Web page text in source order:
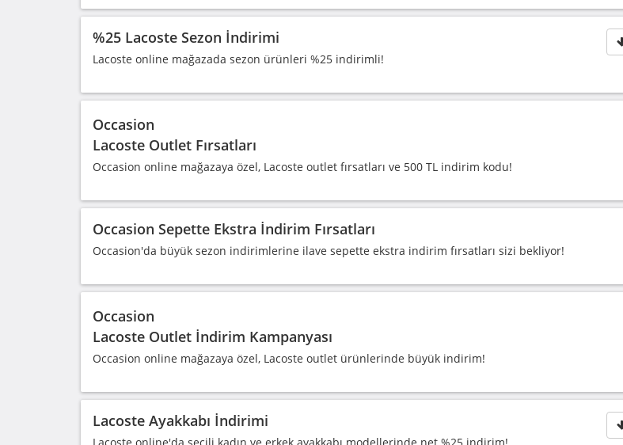
%25 Lacoste Sezon İndirimi
Lacoste online mağazada sezon ürünleri %25 indirimli!
Occasion
Lacoste Outlet Fırsatları
Occasion online mağazaya özel, Lacoste outlet fırsatları ve 500 TL indirim kodu!
Occasion Sepette Ekstra İndirim Fırsatları
Occasion'da büyük sezon indirimlerine ilave sepette ekstra indirim fırsatları sizi bekliyor!
Occasion
Lacoste Outlet İndirim Kampanyası
Occasion online mağazaya özel, Lacoste outlet ürünlerinde büyük indirim!
Lacoste Ayakkabı İndirimi
Lacoste online'da seçili kadın ve erkek ayakkabı modellerinde net %25 indirim!